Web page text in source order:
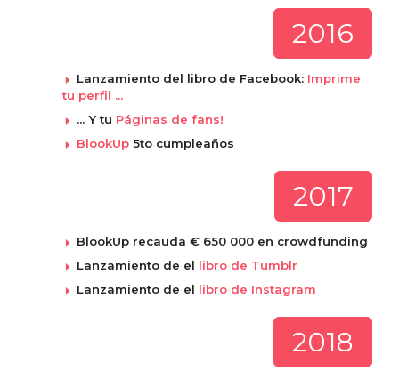
2016
Lanzamiento del libro de Facebook: Imprime
tu perfil ...
... Y tu Páginas de fans!
BlookUp 5to cumpleaños
2017
BlookUp recauda € 650 000 en crowdfunding
Lanzamiento de el libro de Tumblr
Lanzamiento de el libro de Instagram
2018